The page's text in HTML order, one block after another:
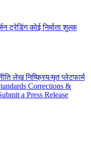
ट्रेडिंगकोई निर्माता शुल्क
लेखनिष्क्रिय/मृत प्लेटफार्म
Corrections &
a Press Release